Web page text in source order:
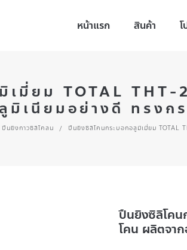
หน้าแรก สินค้า
เมี่ยม TOTAL
มิเนียมอย่างดี ทรงก
ปืนยิงกาวซิลิโคลน / ปืนยิงซิลิโคนกระบอกอลูมิเมี่ยม
ปืนยิงซิลิโคน
โคน ผลิตจา